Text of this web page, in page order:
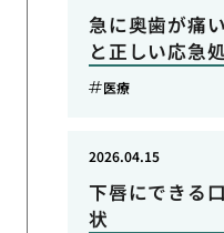
急に奥歯が痛
と正しい応急
医療
下唇にできる
状
2026.04.15